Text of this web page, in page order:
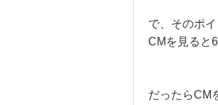
で、そのポ
CMを見ると
だったらCM